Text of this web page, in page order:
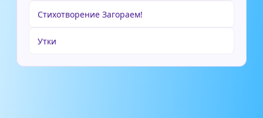
Стихотворение Загораем!
Утки